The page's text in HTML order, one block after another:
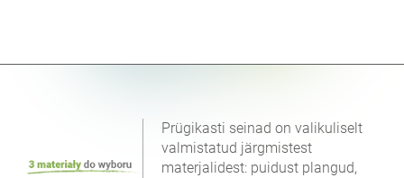
Prügikasti seinad on valikuliselt
valmistatud järgmistest
materjalidest: puidust plangud,